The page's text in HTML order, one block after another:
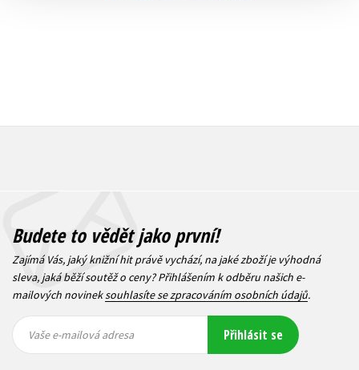
Budete to vědět jako první!
Zajímá Vás, jaký knižní hit právě vychází, na jaké zboží je výhodná
sleva, jaká běží soutěž o ceny? Přihlášením k odběru našich e-
mailových novineksouhlasíte se zpracováním osobních údajů.
mailová
mailová
Vaše e-mailová adresa Přihlásit se